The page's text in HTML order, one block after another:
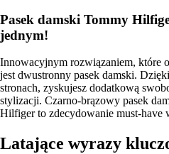
Pasek damski Tommy
jednym!
Innowacyjnym rozwiązaniem, które
jest dwustronny pasek damski.
stronach, zyskujesz dodatkową
stylizacji. Czarno-brązowy pasek
Hilfiger to zdecydowanie must-have
Latające wyrazy